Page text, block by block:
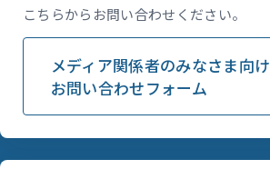
こちらからお問い合わせください。
メディア関係者のみなさま向け
お問い合わせフォーム